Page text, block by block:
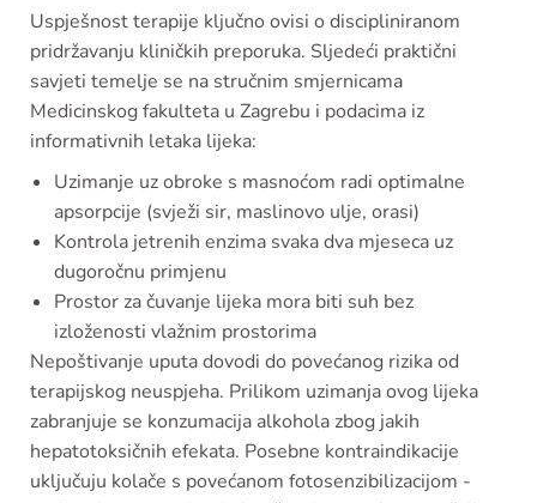
Uspješnost terapije ključno ovisi o discipliniranom
pridržavanju kliničkih preporuka. Sljedeći praktični
savjeti temelje se na stručnim smjernicama
Medicinskog fakulteta u Zagrebu i podacima iz
informativnih letaka lijeka:
Uzimanje uz obroke s masnoćom radi optimalne
apsorpcije (svježi sir, maslinovo ulje, orasi)
Kontrola jetrenih enzima svaka dva mjeseca uz
dugoročnu primjenu
Prostor za čuvanje lijeka mora biti suh bez
izloženosti vlažnim prostorima
Nepoštivanje uputa dovodi do povećanog rizika od
terapijskog neuspjeha. Prilikom uzimanja ovog lijeka
zabranjuje se konzumacija alkohola zbog jakih
hepatotoksičnih efekata. Posebne kontraindikacije
uključuju kolače s povećanom fotosenzibilizacijom -